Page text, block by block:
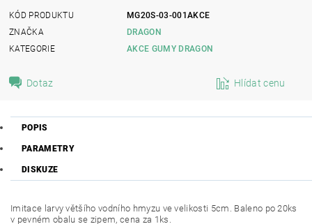
KÓD PRODUKTU
MG20S-03-001AKCE
ZNAČKA
DRAGON
KATEGORIE
AKCE GUMY DRAGON
Dotaz Hlídat cenu
POPIS
PARAMETRY
DISKUZE
Imitace larvy většího vodního hmyzu ve velikosti 5cm. Baleno po 20ks
v pevném obalu se zipem, cena za 1ks.